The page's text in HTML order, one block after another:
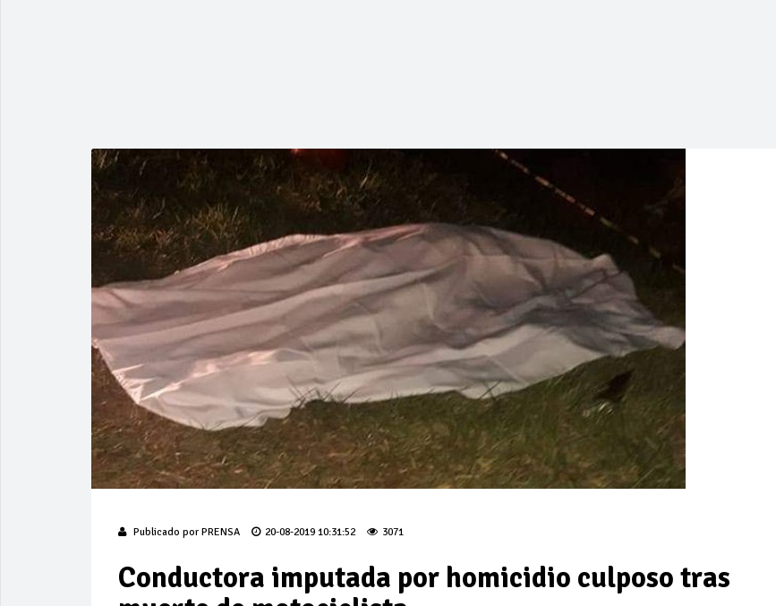
Publicado por PRENSA 20-08-2019 10:31:52 3071
Conductora imputada por homicidio culposo tras